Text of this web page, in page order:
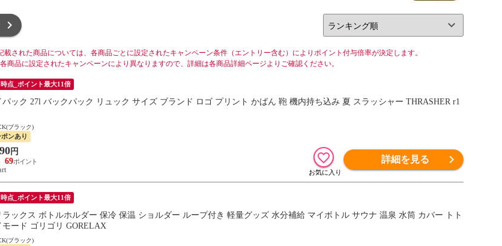
載された商品については、各商品ごとに設定されたキャンペーン条件（エントリー含む）によりポイント付与倍率が決定します。
商品に設定されたキャンペーンにより異なりますので、詳細は各商品詳細ページよりご確認ください。
点_ポイント最大11倍
パック 27l バックパック リュック サイズ ブランド ロゴ プリント かばん 鞄 機内持ち込み 夏 スラッシャー THRASHER r1
ブラック)
ポンあり
円
69
詳細を見る
点_ポイント最大11倍
ラックス ボトルホルダー 保冷 保温 ショルダー ループ付き 軽量グッズ 水分補給 マイボトル サウナ 温泉 水筒 カバー トト
モード ゴリゴリ GORELAX
ブラック)